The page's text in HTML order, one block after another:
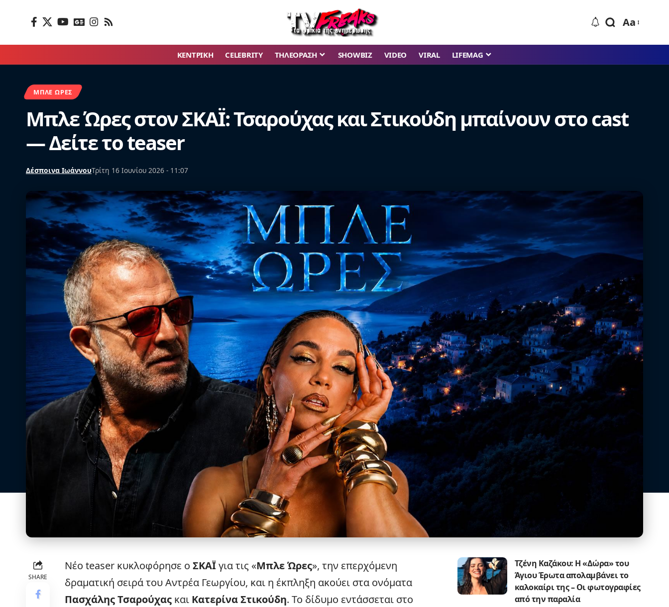
Aa
ΚΕΝΤΡΙΚΗ CELEBRITY ΤΗΛΕΟΡΑΣΗ SHOWBIZ VIDEO VIRAL LIFEMAG
ΜΠΛΕ ΏΡΕΣ
Μπλε Ώρες στον ΣΚΑΪ: Τσαρούχας και Στικούδη μπαίνουν στο cast
— Δείτε το teaser
Δέσποινα ΙωάννουΤρίτη 16 Ιουνίου 2026 - 11:07
SHARE
Νέο teaser κυκλοφόρησε ο ΣΚΑΪγια τις «Μπλε Ώρες», την επερχόμενη
δραματική σειρά του Αντρέα Γεωργίου, και η έκπληξη ακούει στα ονόματα
Πασχάλης Τσαρούχας και Κατερίνα Στικούδη. Το δίδυμο εντάσσεται στο
Τζένη Καζάκου: Η «Δώρα» του
Άγιου Έρωτα απολαμβάνει το
καλοκαίρι της – Οι φωτογραφίες
από την παραλία